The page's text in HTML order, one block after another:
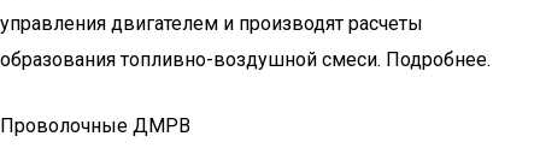
управления двигателем и производят расчеты
образования топливно-воздушной смеси. Подробнее.
Проволочные ДМРВ